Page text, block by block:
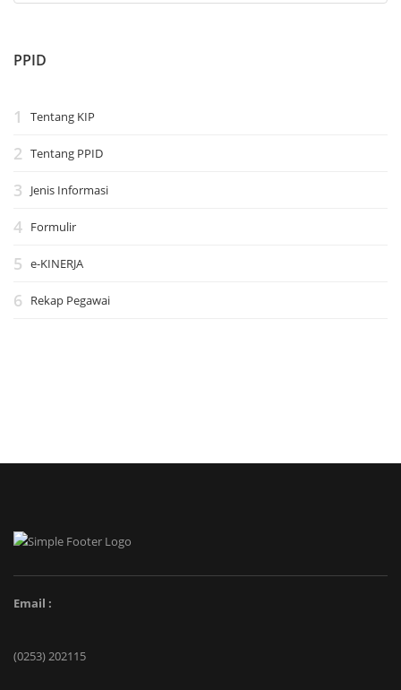
PPID
Tentang KIP
Tentang PPID
Jenis Informasi
Formulir
e-KINERJA
Rekap Pegawai
Email :
(0253) 202115